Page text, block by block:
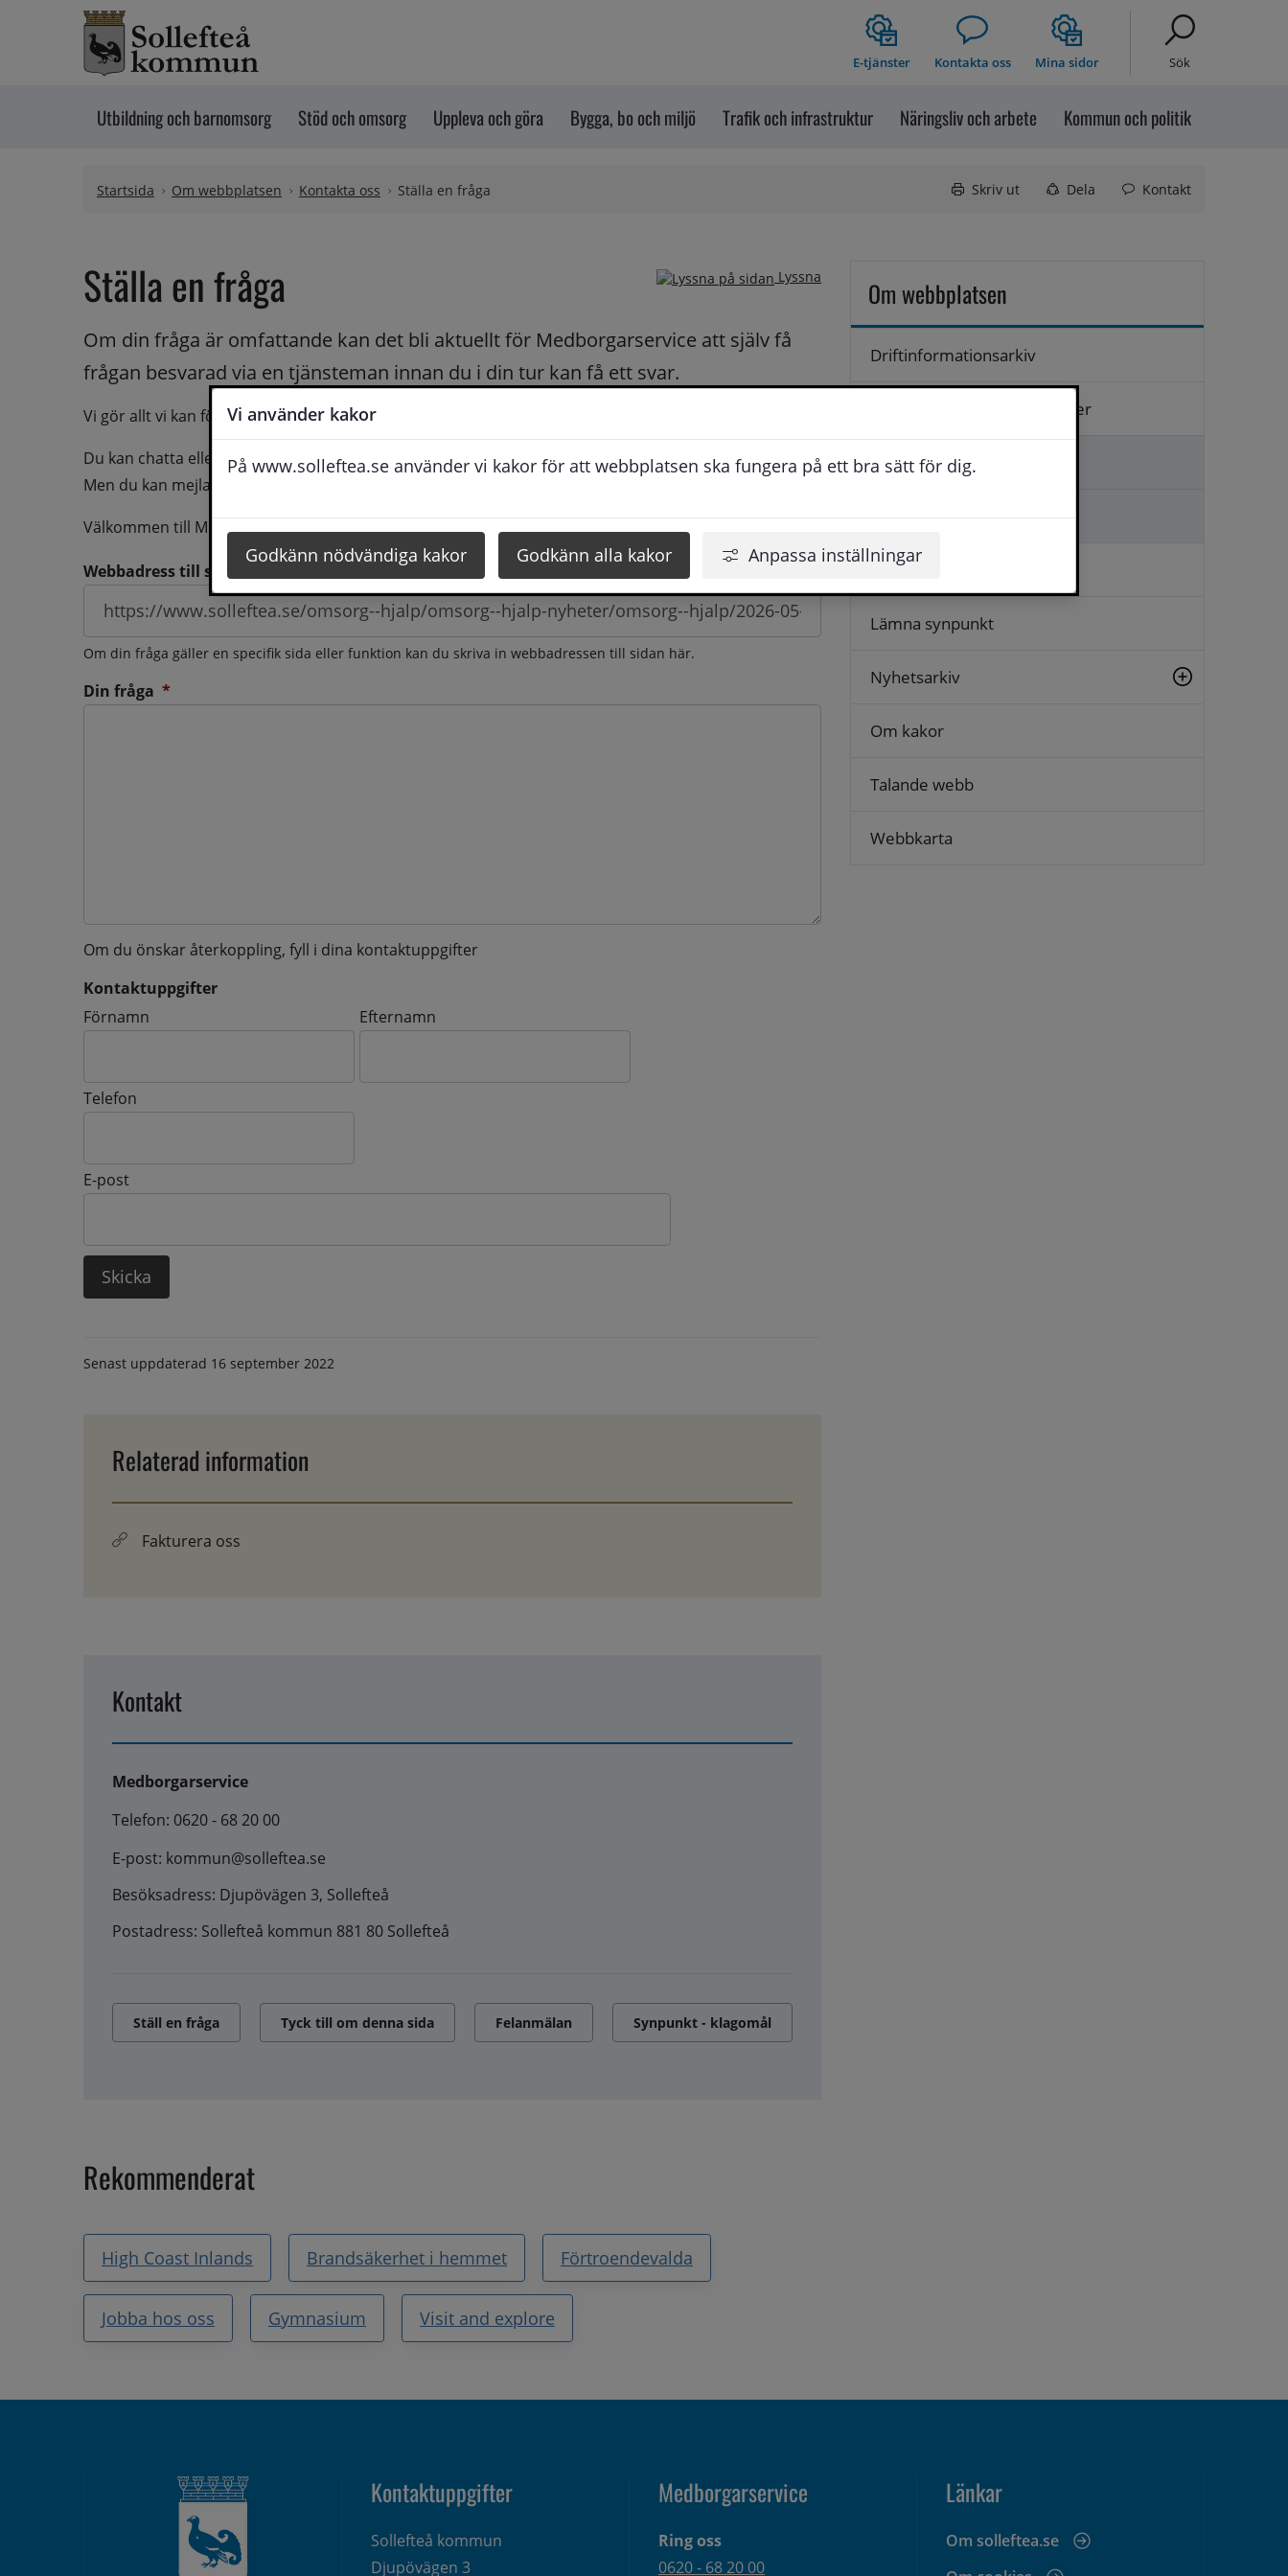
Vi använder kakor
På www.solleftea.se använder vi kakor för att webbplatsen ska fungera på ett bra sätt för dig.
Godkänn nödvändiga kakor Godkänn alla kakor Anpassa inställningar
Hoppa till innehåll
E-tjänster Kontakta oss Mina sidor Sök
Utbildning och barnomsorg Stöd och omsorg Uppleva och göra Bygga, bo och miljö Trafik och infrastruktur Näringsliv och arbete Kommun och politik
Startsida Om webbplatsen Kontakta oss Ställa en fråga Skriv ut Dela Kontakt
Lyssna
Ställa en fråga
Om din fråga är omfattande kan det bli aktuellt för Medborgarservice att själv få
frågan besvarad via en tjänsteman innan du i din tur kan få ett svar.
Vi gör allt vi kan för att du ska få hjälp och svar på dina frågor fortast möjligt.
Du kan chatta eller ringa oss med din fråga så besvarar vi dig så snabbt som möjligt under arbetstid.
Men du kan mejla oss din fråga dygnt runt och du få svaret inom 2 - 4 arbetsdagar.
Välkommen till Medborgarservice!
Webbadress till sidan som frågan berör
Om din fråga gäller en specifik sida eller funktion kan du skriva in webbadressen till sidan här.
Din fråga *
Om du önskar återkoppling, fyll i dina kontaktuppgifter
Kontaktuppgifter
Kontaktuppgifter
Förnamn Efternamn
Telefon
E-post
Senast uppdaterad 16 september 2022
Relaterad information
Fakturera oss
Kontakt
Medborgarservice
Telefon: 0620 - 68 20 00
E-post: kommun@solleftea.se
Besöksadress: Djupövägen 3, Sollefteå
Postadress: Sollefteå kommun 881 80 Sollefteå
Ställ en fråga Tyck till om denna sida Felanmälan Synpunkt - klagomål
Rekommenderat
High Coast Inlands Brandsäkerhet i hemmet Förtroendevalda
Jobba hos oss Gymnasium Visit and explore
Om webbplatsen
Driftinformationsarkiv
Hantering av personuppgifter
Kontakta oss
Ställa en fråga
Logga in
Lämna synpunkt
Nyhetsarkiv
Om kakor
Talande webb
Webbkarta
Kontaktuppgifter
Sollefteå kommun
Djupövägen 3
Medborgarservice
Ring oss
0620 - 68 20 00
Länkar
Om solleftea.se